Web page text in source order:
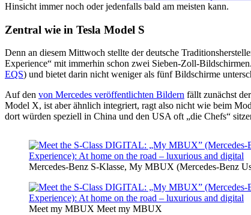
Hinsicht immer noch oder jedenfalls bald am meisten kann.
Zentral wie in Tesla Model S
Denn an diesem Mittwoch stellte der deutsche
Experience“ mit immerhin schon zwei Sieben-Zoll-
EQS) und bietet darin nicht weniger als fünf Bildschirme
Auf den von Mercedes veröffentlichten Bildern fällt zunächst
Model X, ist aber ähnlich integriert, ragt also nicht wie beim
dort würden speziell in China und den USA oft „die Chefs“
Mercedes-Benz S-Klasse, My MBUX (Mercedes-Benz
Meet my MBUX Meet my MBUX